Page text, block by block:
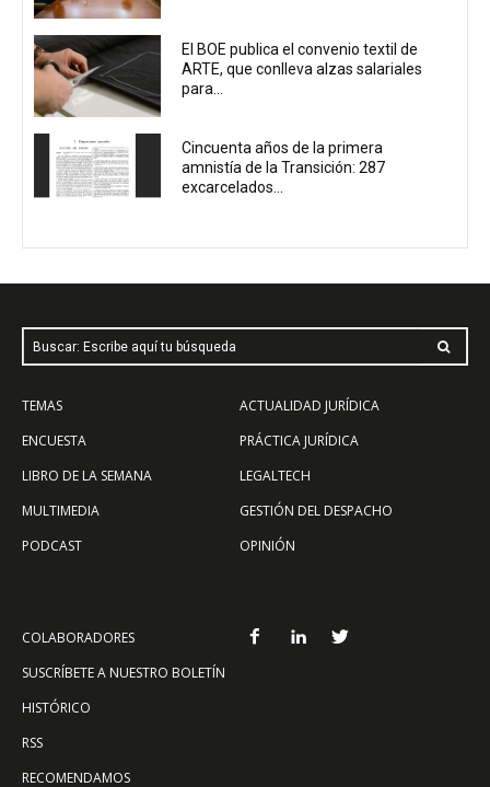
El BOE publica el convenio textil de
ARTE, que conlleva alzas salariales
para...
Cincuenta años de la primera
amnistía de la Transición: 287
excarcelados...
Buscar: Escribe aquí tu búsqueda
TEMAS
ENCUESTA
LIBRO DE LA SEMANA
MULTIMEDIA
PODCAST
ACTUALIDAD JURÍDICA
PRÁCTICA JURÍDICA
LEGALTECH
GESTIÓN DEL DESPACHO
OPINIÓN
COLABORADORES
SUSCRÍBETE A NUESTRO BOLETÍN
HISTÓRICO
RSS
RECOMENDAMOS